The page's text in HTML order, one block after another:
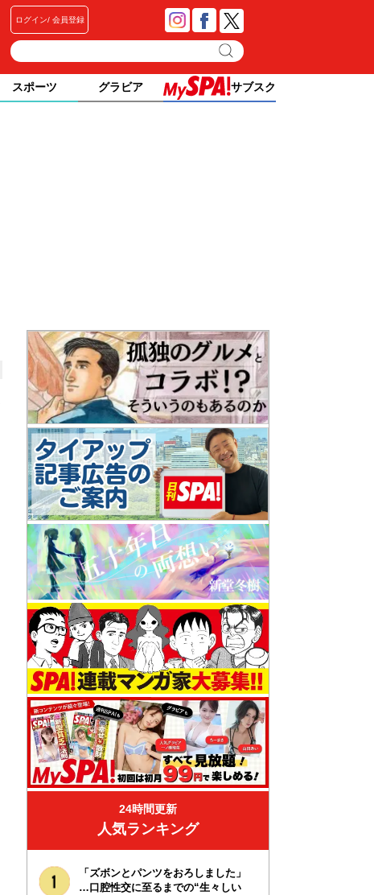
ログイン 会員登録
スポーツ グラビア サブスク
24時間更新
人気ランキング
「ズボンとパンツをおろしました」
…口腔性交に至るまでの“生々しい